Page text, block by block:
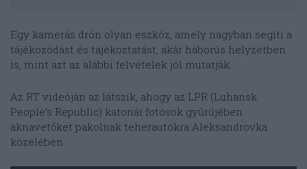
Egy kamerás drón olyan eszköz, amely nagyban segíti a
tájékozódást és tájékoztatást, akár háborús helyzetben
is, mint azt az alábbi felvételek jól mutatják.
Az RT videóján az látszik, ahogy az LPR (Luhansk
People’s Republic) katonái fotósok gyűrűjében
aknavetőket pakolnak teherautókra Aleksandrovka
közelében.